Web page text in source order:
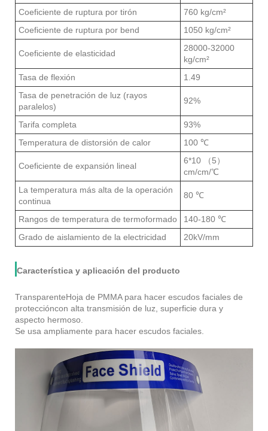
Coeficiente de ruptura por tirón
760 kg/cm²
Coeficiente de ruptura por bend
1050 kg/cm²
Coeficiente de elasticidad
28000-32000
kg/cm²
Tasa de flexión
1.49
Tasa de penetración de luz (rayos
paralelos)
92%
Tarifa completa
93%
Temperatura de distorsión de calor
100 ℃
Coeficiente de expansión lineal
6*10 （5）
cm/cm/℃
La temperatura más alta de la operación
continua
80 ℃
Rangos de temperatura de termoformado
140-180 ℃
Grado de aislamiento de la electricidad
20kV/mm
Característica y aplicación del producto
TransparenteHoja de PMMA para hacer escudos faciales de
proteccióncon alta transmisión de luz, superficie dura y
aspecto hermoso.
Se usa ampliamente para hacer escudos faciales.